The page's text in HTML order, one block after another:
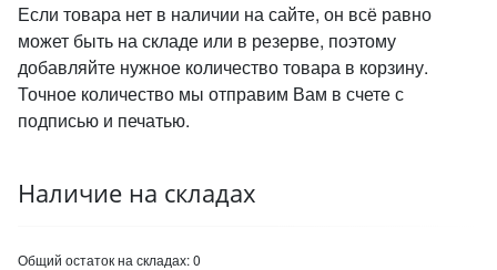
Если товара нет в наличии на сайте, он всё равно
может быть на складе или в резерве, поэтому
добавляйте нужное количество товара в корзину.
Точное количество мы отправим Вам в счете с
подписью и печатью.
Наличие на складах
Общий остаток на складах:0